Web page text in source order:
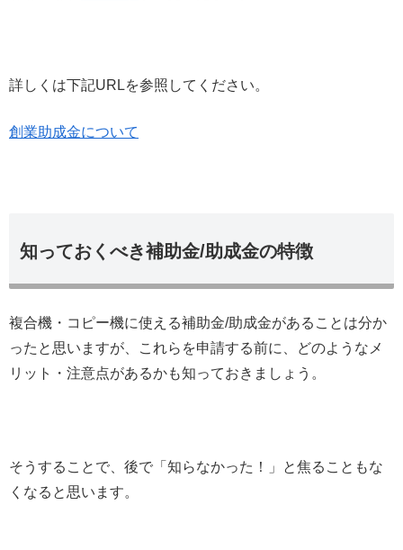
詳しくは下記URLを参照してください。
創業助成金について
知っておくべき補助金/助成金の特徴
複合機・コピー機に使える補助金/助成金があることは分か
ったと思いますが、これらを申請する前に、どのようなメ
リット・注意点があるかも知っておきましょう。
そうすることで、後で「知らなかった！」と焦ることもな
くなると思います。